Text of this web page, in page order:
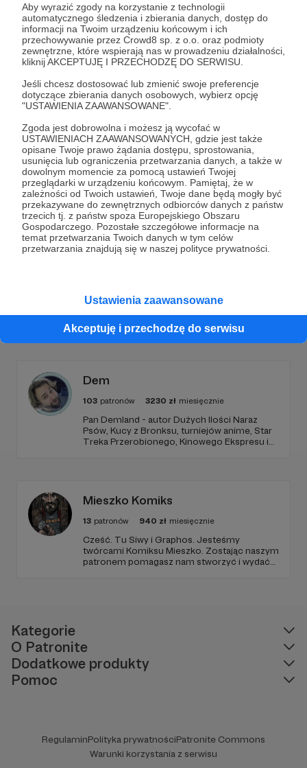
Aby wyrazić zgody na korzystanie z technologii
automatycznego śledzenia i zbierania danych, dostęp do
informacji na Twoim urządzeniu końcowym i ich
przechowywanie przez Crowd8 sp. z o.o. oraz podmioty
zewnętrzne, które wspierają nas w prowadzeniu działalności,
kliknij AKCEPTUJĘ I PRZECHODZĘ DO SERWISU.
Jeśli chcesz dostosować lub zmienić swoje preferencje
dotyczące zbierania danych osobowych, wybierz opcję
"USTAWIENIA ZAAWANSOWANE".
Zgoda jest dobrowolna i możesz ją wycofać w
USTAWIENIACH ZAAWANSOWANYCH, gdzie jest także
opisane Twoje prawo żądania dostępu, sprostowania,
usunięcia lub ograniczenia przetwarzania danych, a także w
dowolnym momencie za pomocą ustawień Twojej
przeglądarki w urządzeniu końcowym. Pamiętaj, że w
zależności od Twoich ustawień, Twoje dane będą mogły być
przekazywane do zewnętrznych odbiorców danych z państw
trzecich tj. z państw spoza Europejskiego Obszaru
Gospodarczego. Pozostałe szczegółowe informacje na
temat przetwarzania Twoich danych w tym celów
przetwarzania znajdują się w naszej polityce prywatności.
Ustawienia zaawansowane
Akceptuję i przechodzę do serwisu
Dołącz do grona Patronów!
Wesprzyj działalność AutoraMichał Jan Boruckijuż
teraz!
Zostań Patronem
Promowani autorzy
Dem
103 patronów 3230 zł miesięcznie
Pan Demland - autor Dużych Ilości Naraz
Psów, Kucy z Bronksu, turniejów anime, Star
Treka Przerobionego, Kinowego Ekspresu i
Mieszko Komiks
13 patronów 940 zł miesięcznie
Cześć. Tu Siwy i Graphos. Jesteśmy
twórcami Komiksu Mieszko. Zostając naszym
patronem pomagasz nam stworzyć i wydać
Kategorie
O Patronite
Dodatkowe produkty
Pomoc
RegulaminPolityka prywatnościPatronite Commons
Warunki korzystania z serwisu